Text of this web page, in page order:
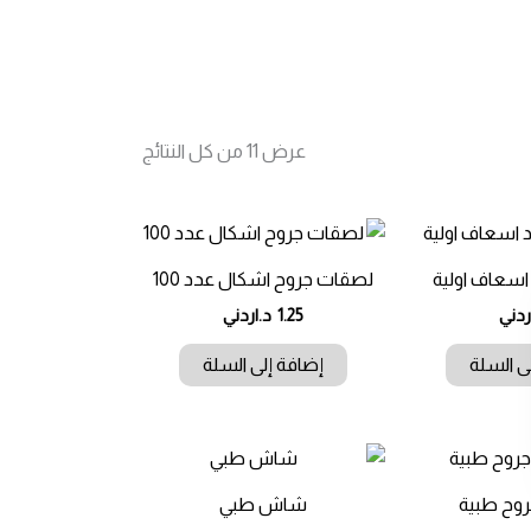
عرض ⁦11⁩ من كل النتائج
اولية
السلة
لصقات جروح اشكال عدد 100
1.25 د.اردني
إضافة إلى السلة
طبية شاش طبي